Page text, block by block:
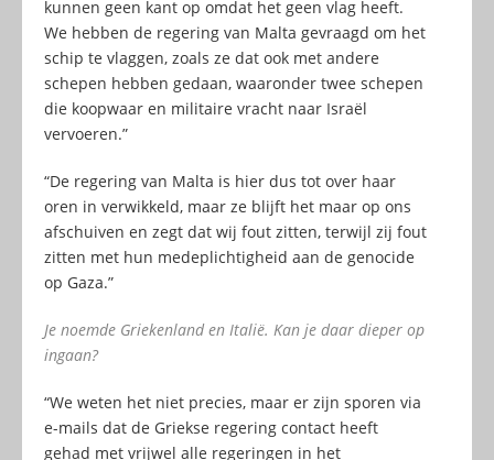
kunnen geen kant op omdat het geen vlag heeft.
We hebben de regering van Malta gevraagd om het
schip te vlaggen, zoals ze dat ook met andere
schepen hebben gedaan, waaronder twee schepen
die koopwaar en militaire vracht naar Israël
vervoeren.”
“De regering van Malta is hier dus tot over haar
oren in verwikkeld, maar ze blijft het maar op ons
afschuiven en zegt dat wij fout zitten, terwijl zij fout
zitten met hun medeplichtigheid aan de genocide
op Gaza.”
Je noemde Griekenland en Italië. Kan je daar dieper op
ingaan?
“We weten het niet precies, maar er zijn sporen via
e-mails dat de Griekse regering contact heeft
gehad met vrijwel alle regeringen in het